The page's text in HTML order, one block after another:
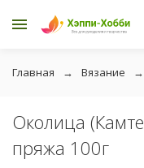
Главная Вязание
Околица
пряжа 100г